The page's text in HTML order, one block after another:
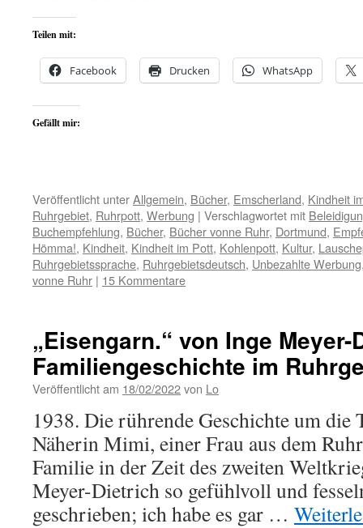
Teilen mit:
Facebook Drucken WhatsApp
Gefällt mir:
Veröffentlicht unterAllgemein, Bücher, Emscherland, Kindheit
Ruhrgebiet, Ruhrpott, Werbung | Verschlagwortet mit
Buchempfehlung, Bücher, Bücher vonne Ruhr, Dortmund,
Hömma!, Kindheit, Kindheit im Pott, Kohlenpott, Kultur,
Ruhrgebietssprache, Ruhrgebietsdeutsch, Unbezahlte Werbung
vonne Ruhr | 15 Kommentare
„Eisengarn.“ von Inge
Familiengeschichte im
Veröffentlicht am 18/02/2022von Lo
1938. Die rührende Geschichte um die
Näherin Mimi, einer Frau aus dem
Familie in der Zeit des zweiten
Meyer-Dietrich so gefühlvoll und
geschrieben; ich habe es gar …